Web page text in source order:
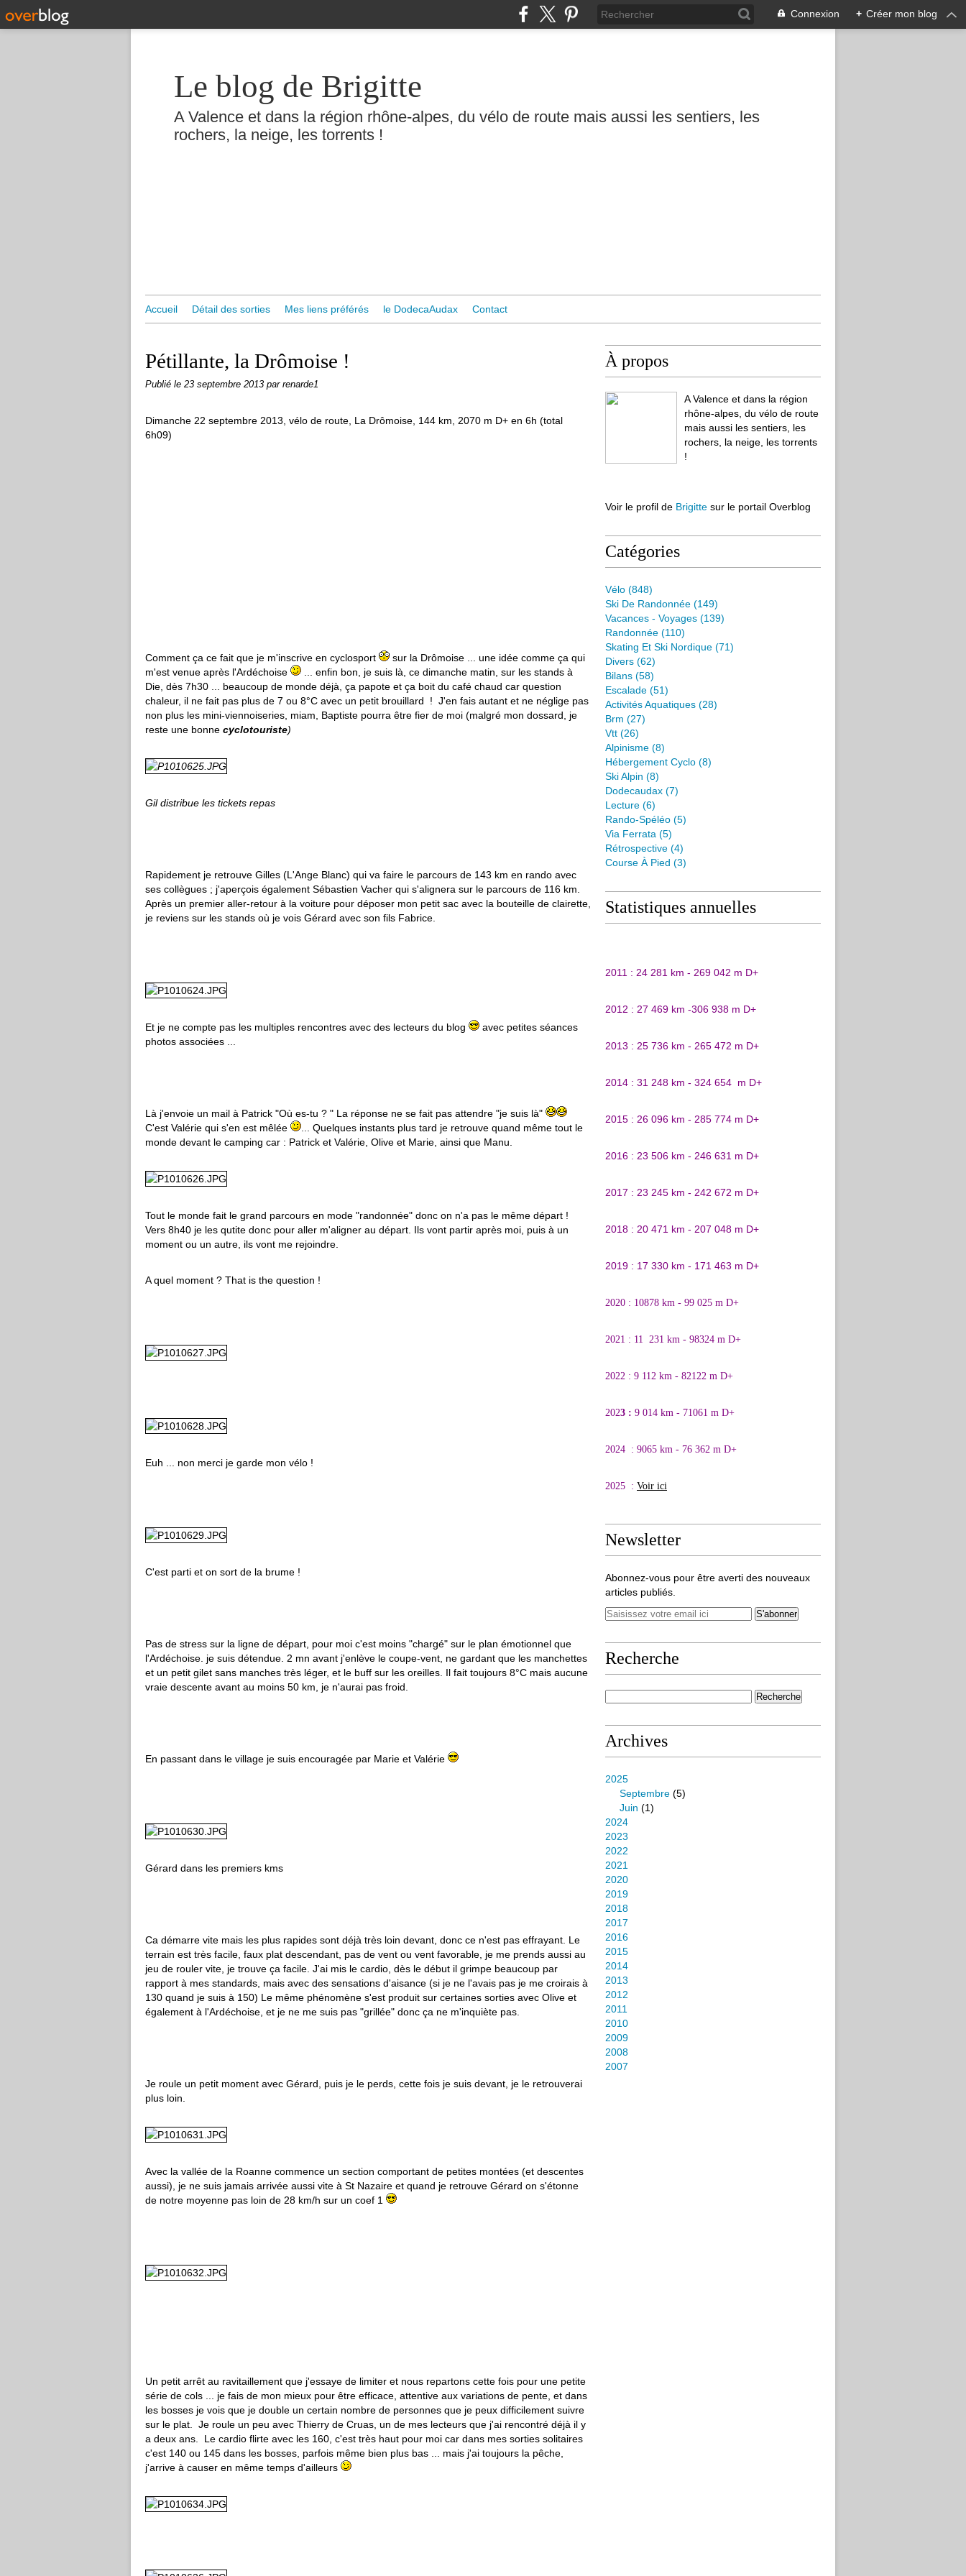
Connexion + Créer mon blog
Le blog de Brigitte
A Valence et dans la région rhône-alpes, du vélo de route mais aussi les sentiers, les
rochers, la neige, les torrents !
Accueil Détail des sorties Mes liens préférés le DodecaAudax Contact
Pétillante, la Drômoise !
Publié le 23 septembre 2013 par renarde1
Dimanche 22 septembre 2013, vélo de route, La Drômoise, 144 km, 2070 m D+ en 6h (total
6h09)
Comment ça ce fait que je m'inscrive en cyclosport
sur la Drômoise ... une idée comme ça qui
m'est venue après l'Ardéchoise
... enfin bon, je suis là, ce dimanche matin, sur les stands à
Die, dès 7h30 ... beaucoup de monde déjà, ça papote et ça boit du café chaud car question
chaleur, il ne fait pas plus de 7 ou 8°C avec un petit brouillard ! J'en fais autant et ne néglige pas
non plus les mini-viennoiseries, miam, Baptiste pourra être fier de moi (malgré mon dossard, je
reste une bonne cyclotouriste)
Gil distribue les tickets repas
Rapidement je retrouve Gilles (L'Ange Blanc) qui va faire le parcours de 143 km en rando avec
ses collègues ; j'aperçois également Sébastien Vacher qui s'alignera sur le parcours de 116 km.
Après un premier aller-retour à la voiture pour déposer mon petit sac avec la bouteille de clairette,
je reviens sur les stands où je vois Gérard avec son fils Fabrice.
Et je ne compte pas les multiples rencontres avec des lecteurs du blog
avec petites séances
photos associées ...
Là j'envoie un mail à Patrick "Où es-tu ? " La réponse ne se fait pas attendre "je suis là"
C'est Valérie qui s'en est mêlée
... Quelques instants plus tard je retrouve quand même tout le
monde devant le camping car : Patrick et Valérie, Olive et Marie, ainsi que Manu.
Tout le monde fait le grand parcours en mode "randonnée" donc on n'a pas le même départ !
Vers 8h40 je les qutite donc pour aller m'aligner au départ. Ils vont partir après moi, puis à un
moment ou un autre, ils vont me rejoindre.
A quel moment ? That is the question !
Euh ... non merci je garde mon vélo !
C'est parti et on sort de la brume !
Pas de stress sur la ligne de départ, pour moi c'est moins "chargé" sur le plan émotionnel que
l'Ardéchoise. je suis détendue. 2 mn avant j'enlève le coupe-vent, ne gardant que les manchettes
et un petit gilet sans manches très léger, et le buff sur les oreilles. Il fait toujours 8°C mais aucune
vraie descente avant au moins 50 km, je n'aurai pas froid.
En passant dans le village je suis encouragée par Marie et Valérie
Gérard dans les premiers kms
Ca démarre vite mais les plus rapides sont déjà très loin devant, donc ce n'est pas effrayant. Le
terrain est très facile, faux plat descendant, pas de vent ou vent favorable, je me prends aussi au
jeu de rouler vite, je trouve ça facile. J'ai mis le cardio, dès le début il grimpe beaucoup par
rapport à mes standards, mais avec des sensations d'aisance (si je ne l'avais pas je me croirais à
130 quand je suis à 150) Le même phénomène s'est produit sur certaines sorties avec Olive et
également à l'Ardéchoise, et je ne me suis pas "grillée" donc ça ne m'inquiète pas.
Je roule un petit moment avec Gérard, puis je le perds, cette fois je suis devant, je le retrouverai
plus loin.
Avec la vallée de la Roanne commence un section comportant de petites montées (et descentes
aussi), je ne suis jamais arrivée aussi vite à St Nazaire et quand je retrouve Gérard on s'étonne
de notre moyenne pas loin de 28 km/h sur un coef 1
Un petit arrêt au ravitaillement que j'essaye de limiter et nous repartons cette fois pour une petite
série de cols ... je fais de mon mieux pour être efficace, attentive aux variations de pente, et dans
les bosses je vois que je double un certain nombre de personnes que je peux difficilement suivre
sur le plat. Je roule un peu avec Thierry de Cruas, un de mes lecteurs que j'ai rencontré déjà il y
a deux ans. Le cardio flirte avec les 160, c'est très haut pour moi car dans mes sorties solitaires
c'est 140 ou 145 dans les bosses, parfois même bien plus bas ... mais j'ai toujours la pêche,
j'arrive à causer en même temps d'ailleurs
À propos
A Valence et dans la région
rhône-alpes, du vélo de route
mais aussi les sentiers, les
rochers, la neige, les torrents
!
Voir le profil de Brigitte sur le portail Overblog
Catégories
Vélo (848)
Ski De Randonnée (149)
Vacances - Voyages (139)
Randonnée (110)
Skating Et Ski Nordique (71)
Divers (62)
Bilans (58)
Escalade (51)
Activités Aquatiques (28)
Brm (27)
Vtt (26)
Alpinisme (8)
Hébergement Cyclo (8)
Ski Alpin (8)
Dodecaudax (7)
Lecture (6)
Rando-Spéléo (5)
Via Ferrata (5)
Rétrospective (4)
Course À Pied (3)
Statistiques annuelles
2011 : 24 281 km - 269 042 m D+
2012 : 27 469 km -306 938 m D+
2013 : 25 736 km - 265 472 m D+
2014 : 31 248 km - 324 654 m D+
2015 : 26 096 km - 285 774 m D+
2016 : 23 506 km - 246 631 m D+
2017 : 23 245 km - 242 672 m D+
2018 : 20 471 km - 207 048 m D+
2019 : 17 330 km - 171 463 m D+
2020 : 10878 km - 99 025 m D+
2021 : 11 231 km - 98324 m D+
2022 : 9 112 km - 82122 m D+
2023 : 9 014 km - 71061 m D+
2024 : 9065 km - 76 362 m D+
2025 : Voir ici
Newsletter
Abonnez-vous pour être averti des nouveaux
articles publiés.
Recherche
Archives
2025
Septembre (5)
Juin (1)
2024
2023
2022
2021
2020
2019
2018
2017
2016
2015
2014
2013
2012
2011
2010
2009
2008
2007